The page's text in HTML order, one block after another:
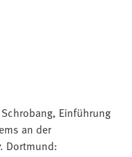
Einführung
an der
Dortmund: